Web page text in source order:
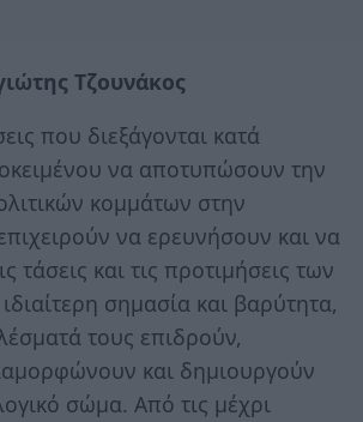
Τζουνάκος
που διεξάγονται κατά
να αποτυπώσουν την
κομμάτων στην
να ερευνήσουν και να
τάσεις και τις προτιμήσεις των
σημασία και βαρύτητα,
τους επιδρούν,
και δημιουργούν
σώμα. Από τις μέχρι